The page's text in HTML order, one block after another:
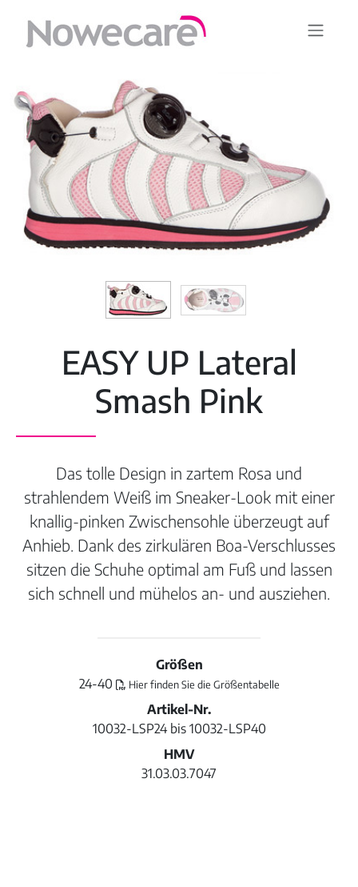
EASY UP Lateral
Smash Pink
Das tolle Design in zartem Rosa und
strahlendem Weiß im Sneaker-Look mit einer
knallig-pinken Zwischensohle überzeugt auf
Anhieb. Dank des zirkulären Boa-Verschlusses
sitzen die Schuhe optimal am Fuß und lassen
sich schnell und mühelos an- und ausziehen.
Größen
24-40
Hier finden Sie die Größentabelle
Artikel-Nr.
10032-LSP24 bis 10032-LSP40
HMV
31.03.03.7047